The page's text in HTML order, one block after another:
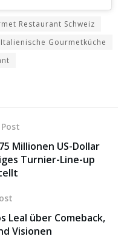
Restaurant Schweiz
Italienische Gourmetküche
Millionen US-Dollar
Turnier-Line-up
Leal über Comeback,
Visionen